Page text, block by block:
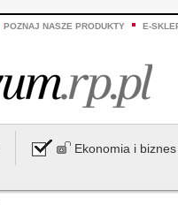
POZNAJ NASZE PRODUKTY E-
Ekonomia i biznes